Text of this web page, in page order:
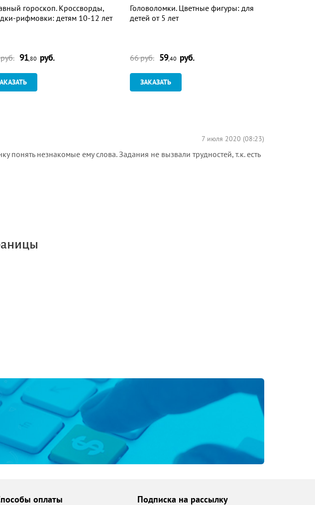
гороскоп. Кроссворды,
рифмовки: детям 10-12 лет
91,80 руб.
Головоломки. Цветные фигуры: для
детей от 5 лет
66 руб. 59,40 руб.
ЗАКАЗАТЬ
7 июля 2020 (08:23)
незнакомые ему слова. Задания не вызвали трудностей, т.к. есть
оплаты Подписка на рассылку